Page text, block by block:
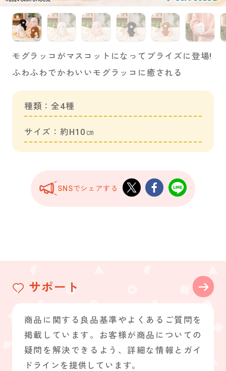
モグラッコがマスコットになってプライズに登場!
ふわふわでかわいいモグラッコに癒される
種類：全4種
サイズ：約H10㎝
SNSでシェアする
サポート
商品に関する良品基準やよくあるご質問を
掲載しています。お客様が商品についての
疑問を解決できるよう、詳細な情報とガイ
ドラインを提供しています。